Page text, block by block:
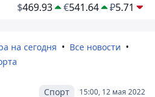
$469.93 €541.64 ₽5.71
на сегодня
Все новости
15:00, 12 мая 2022
Спорт